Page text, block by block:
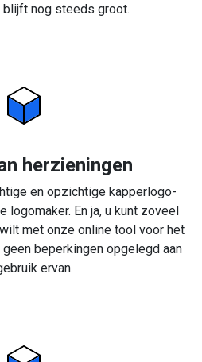
blijft nog steeds groot.
herzieningen
en opzichtige kapperlogo-
logomaker. En ja, u kunt zoveel
met onze online tool voor het
geen beperkingen opgelegd aan
ervan.